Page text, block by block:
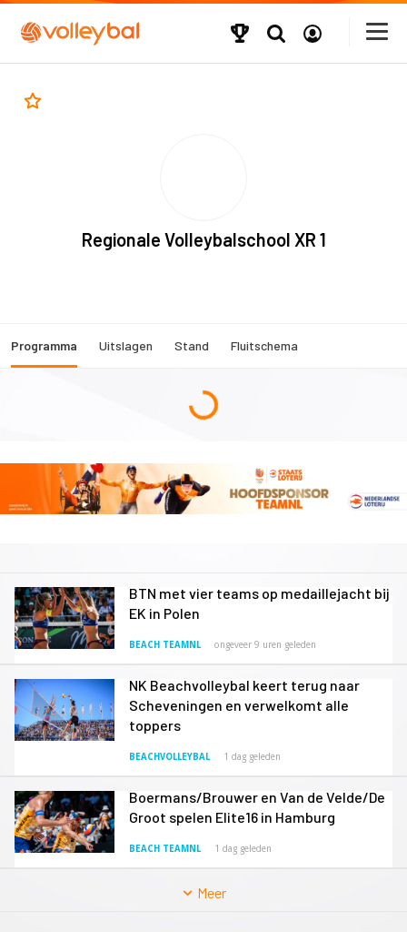
Regionale Volleybalschool XR 1
Programma Uitslagen Stand Fluitschema
BTN met vier teams op medaillejacht bij
EK in Polen
BEACH TEAMNL ongeveer 9 uren geleden
NK Beachvolleybal keert terug naar
Scheveningen en verwelkomt alle
toppers
BEACHVOLLEYBAL 1 dag geleden
Boermans/Brouwer en Van de Velde/De
Groot spelen Elite16 in Hamburg
BEACH TEAMNL 1 dag geleden
Meer